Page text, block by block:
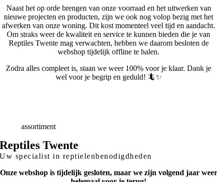
Naast het op orde brengen van onze voorraad en het uitwerken van
nieuwe projecten en producten, zijn we ook nog volop bezig met het
afwerken van onze woning. Dit kost momenteel veel tijd en aandacht.
Om straks weer de kwaliteit en service te kunnen bieden die je van
Reptiles Twente mag verwachten, hebben we daarom besloten de
webshop tijdelijk offline te halen.
Zodra alles compleet is, staan we weer 100% voor je klaar. Dank je
wel voor je begrip en geduld! 🦎✨
Breedassortiment
Reptiles Twente
Uw specialist in reptielenbenodigdheden
Onze webshop is tijdelijk gesloten, maar we zijn volgend jaar weer